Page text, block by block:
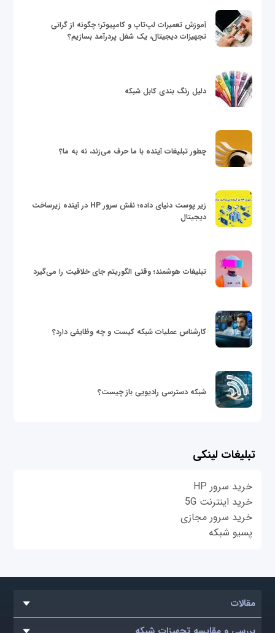
آموزش تعمیرات لپ‌تاپ و کامپیوتر؛ چگونه از گرانی
تجهیزات دیجیتال، یک شغل پردرآمد بسازیم؟
دلیل رنگ بندی کابل شبکه
چطور تبلیغات آینده با ما حرف می‌زند، نه به ما؟
زیر پوست دنیای داده؛ نقش سرور HP در آینده زیرساخت
دیجیتال
تبلیغات هوشمند؛ وقتی الگوریتم جای خلاقیت را می‌گیرد
کارشناس عملیات شبکه کیست و چه وظایفی دارد؟
شبکه دسترسی رادیویی باز چیست؟
تبلیغات لینکی
خرید سرور HP
خرید اینترنت 5G
خرید سرور مجازی
پسیو شبکه
مقالات